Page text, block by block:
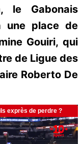
le Gabonais
une place de
Gouiri, qui
de Ligue des
Roberto De